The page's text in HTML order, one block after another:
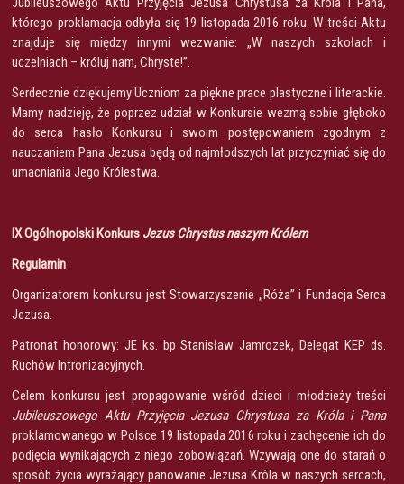
którego proklamacja odbyła się 19 listopada 2016 roku. W treści Aktu
znajduje się między innymi wezwanie: „W naszych szkołach i
uczelniach – króluj nam, Chryste!”.
Serdecznie dziękujemy Uczniom za piękne prace plastyczne i literackie.
Mamy nadzieję, że poprzez udział w Konkursie wezmą sobie głęboko
do serca hasło Konkursu i swoim postępowaniem zgodnym z
nauczaniem Pana Jezusa będą od najmłodszych lat przyczyniać się do
umacniania Jego Królestwa.
IX Ogólnopolski Konkurs Jezus Chrystus naszym Królem
Regulamin
Organizatorem konkursu jest Stowarzyszenie „Róża” i Fundacja Serca
Jezusa.
Patronat honorowy: JE ks. bp Stanisław Jamrozek, Delegat KEP ds.
Ruchów Intronizacyjnych.
Celem konkursu jest propagowanie wśród dzieci i młodzieży treści
Jubileuszowego Aktu Przyjęcia Jezusa Chrystusa za Króla i Pana
proklamowanego w Polsce 19 listopada 2016 roku i zachęcenie ich do
podjęcia wynikających z niego zobowiązań. Wzywają one do starań o
sposób życia wyrażający panowanie Jezusa Króla w naszych sercach,